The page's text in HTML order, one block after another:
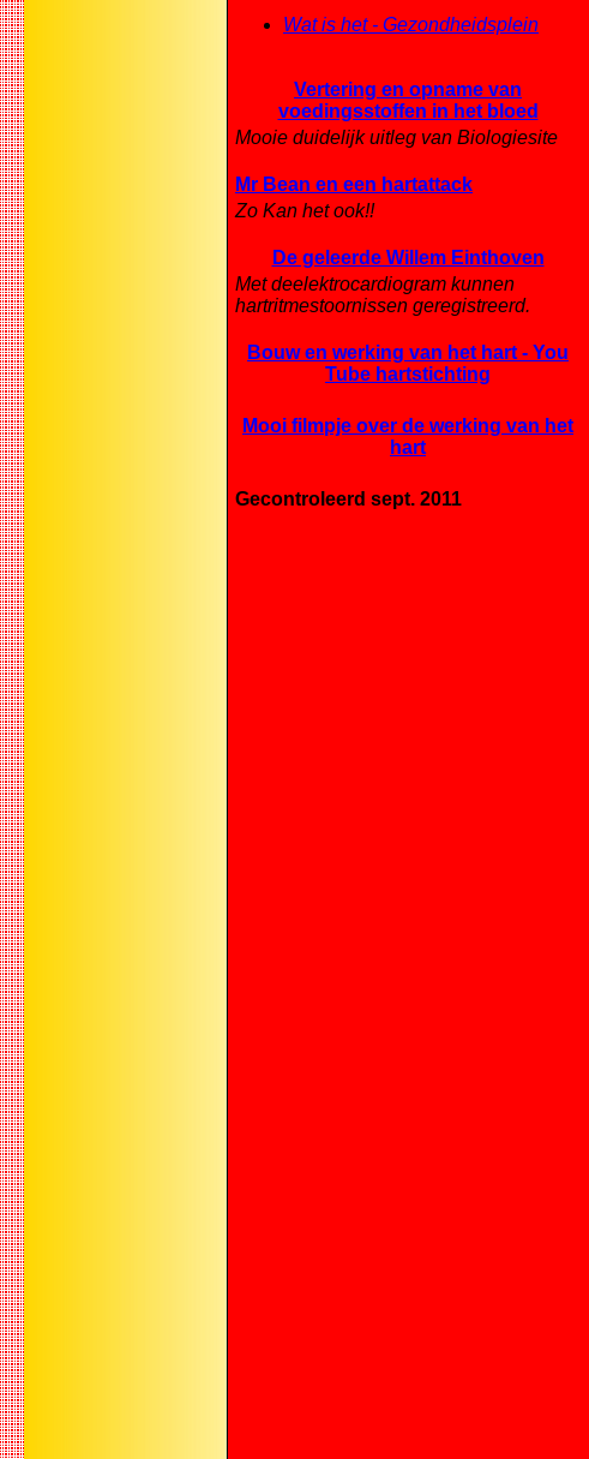
Wat is het - Gezondheidsplein
Vertering en opname van
voedingsstoffen in het bloed
Mooie duidelijk uitleg van Biologiesite
Mr Bean en een hartattack
Zo Kan het ook!!
De geleerde Willem Einthoven
Met deelektrocardiogram kunnen
hartritmestoornissen geregistreerd.
Bouw en werking van het hart - You
Tube hartstichting
Mooi filmpje over de werking van het
hart
Gecontroleerd sept. 2011